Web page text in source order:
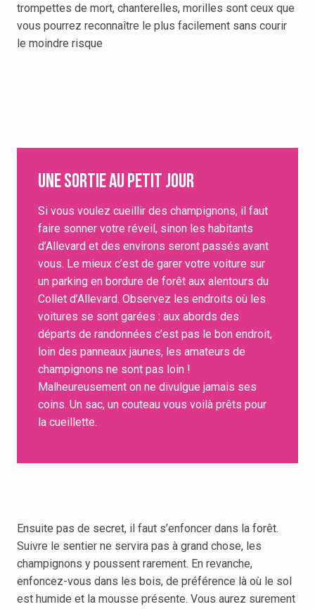
trompettes de mort, chanterelles, morilles sont ceux que
vous pourrez reconnaître le plus facilement sans courir
le moindre risque
Une sortie au petit jour
Si vous voulez cueillir des champignons, il faut
faire sonner votre réveil, sinon les habitants
d’Allevard et des environs seront passés avant
vous. Le mieux c’est de garer votre voiture sur
un parking en bordure de forêt aux alentours du
Collet d’Allevard. Observez les endroits où les
voitures se sont garées : aux abords des
départs de randonnées c’est pas le bon endroit,
loin des panneaux jaunes, les amateurs de
champignons ne sont pas loin !
Malheureusement on ne divulgue jamais ses
coins. Un sac, un couteau vous voilà prêts pour
la cueillette.
Ensuite pas de secret, il faut s’enfoncer dans la forêt.
Suivre le sentier ne servira pas à grand chose, les
champignons y poussent rarement. En revanche,
enfoncez-vous dans les bois, de préférence là où le sol
est humide et la mousse présente. Vous aurez surement